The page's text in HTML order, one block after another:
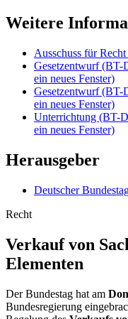
Weitere
Ausschuss für
Gesetzentwurf (BT-
ein neues Fenster)
Gesetzentwurf (BT-
ein neues Fenster)
Unterrichtung (BT-
ein neues Fenster)
Herausgeber
Deutscher
Recht
Verkauf von
Elementen
Der Bundestag hat am
Bundesregierung